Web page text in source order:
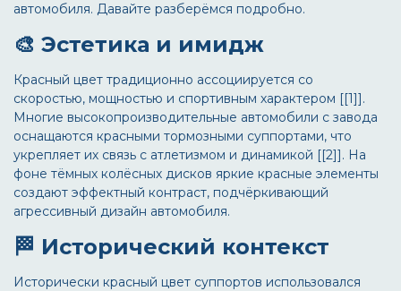
автомобиля. Давайте разберёмся подробно.
🎨 Эстетика и имидж
Красный цвет традиционно ассоциируется со
скоростью, мощностью и спортивным характером [[1]].
Многие высокопроизводительные автомобили с завода
оснащаются красными тормозными суппортами, что
укрепляет их связь с атлетизмом и динамикой [[2]]. На
фоне тёмных колёсных дисков яркие красные элементы
создают эффектный контраст, подчёркивающий
агрессивный дизайн автомобиля.
🏁 Исторический контекст
Исторически красный цвет суппортов использовался